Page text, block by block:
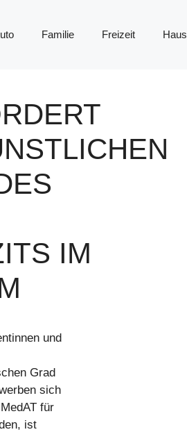
Familie Freizeit Haus
IM
und
Grad
sich
für
ist